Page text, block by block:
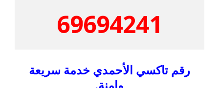
69694241
رقم تاكسي الأحمدي خدمة سريعة